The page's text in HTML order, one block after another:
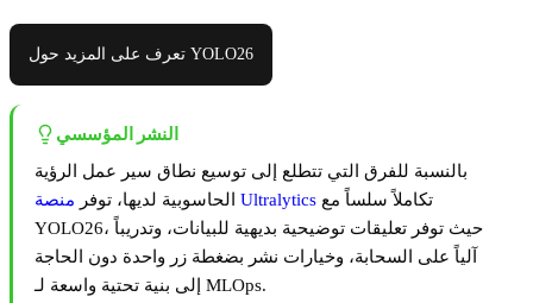
تعرف على المزيد حول YOLO26
النشر المؤسسي
بالنسبة للفرق التي تتطلع إلى توسيع نطاق سير عمل الرؤية
الحاسوبية لديها، توفر منصة Ultralytics
YOLO26، حيث توفر تعليقات توضيحية بديهية للبيانات، وتدريباً
آلياً على السحابة، وخيارات نشر بضغطة زر واحدة دون الحاجة
إلى بنية تحتية واسعة لـ MLOps.